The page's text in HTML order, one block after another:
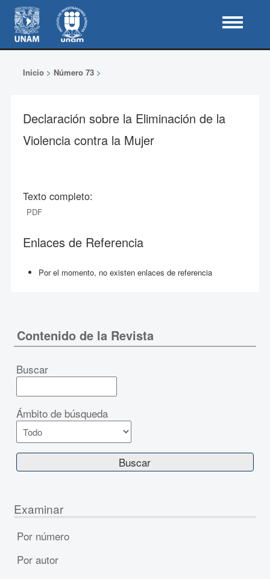
Inicio> Número 73>
Declaración sobre la Eliminación de la
Violencia contra la Mujer
Texto completo:
PDF
Enlaces de Referencia
Por el momento, no existen enlaces de referencia
Contenido de la Revista
Buscar
Ámbito de búsqueda
Examinar
Por número
Por autor